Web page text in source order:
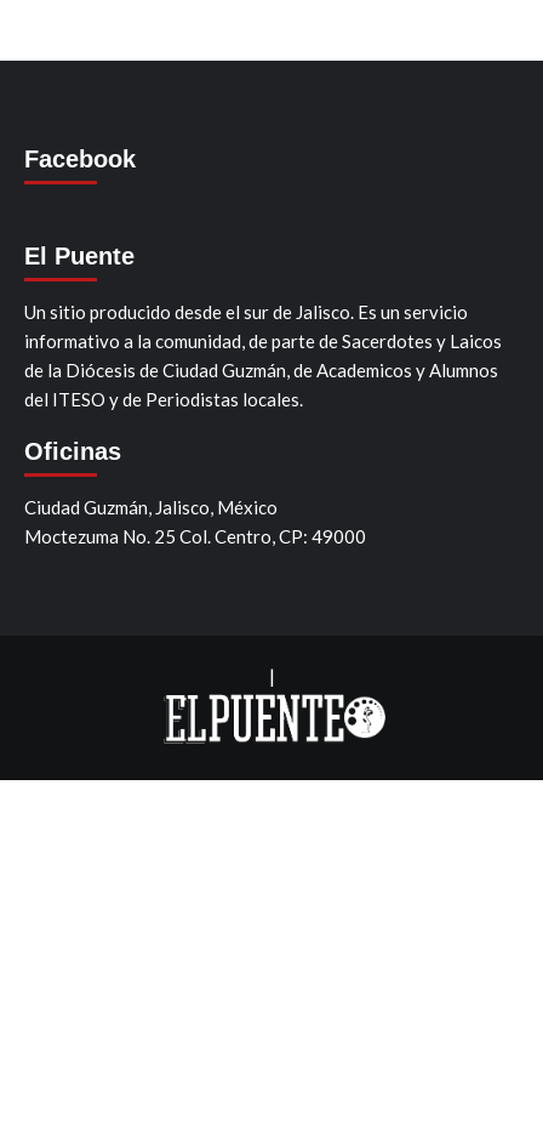
Facebook
El Puente
Un sitio producido desde el sur de Jalisco. Es un servicio
informativo a la comunidad, de parte de Sacerdotes y Laicos
de la Diócesis de Ciudad Guzmán, de Academicos y Alumnos
del ITESO y de Periodistas locales.
Oficinas
Ciudad Guzmán, Jalisco, México
Moctezuma No. 25 Col. Centro, CP: 49000
|